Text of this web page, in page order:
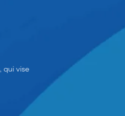
qui vise